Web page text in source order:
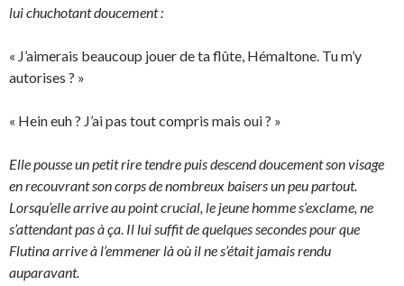
lui chuchotant doucement :
« J’aimerais beaucoup jouer de ta flûte, Hémaltone. Tu m’y
autorises ? »
« Hein euh ? J’ai pas tout compris mais oui ? »
Elle pousse un petit rire tendre puis descend doucement son visage
en recouvrant son corps de nombreux baisers un peu partout.
Lorsqu’elle arrive au point crucial, le jeune homme s’exclame, ne
s’attendant pas à ça. Il lui suffit de quelques secondes pour que
Flutina arrive à l’emmener là où il ne s’était jamais rendu
auparavant.